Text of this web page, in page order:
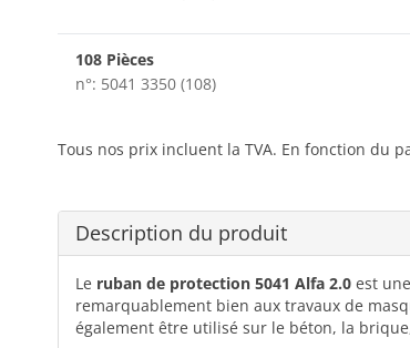
108 Pièces
n°: 5041 3350 (108)
Tous nos prix incluent la TVA. En fonction du
Description du produit
Le ruban de protection 5041 Alfa 2.0 est
remarquablement bien aux travaux de
également être utilisé sur le béton, la